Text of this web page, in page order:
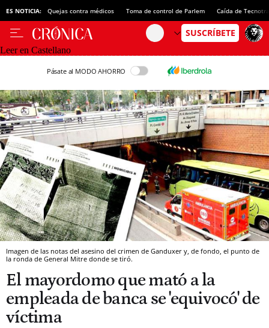
ES NOTICIA: Quejas contra médicos Toma de control de Parlem Caída de
Leer en Castellano
Pásate al MODO AHORRO
Imagen de las notas del asesino del crimen de Ganduxer y, de fondo, el punto de
la ronda de General Mitre donde se tiró.
El mayordomo que mató a la
empleada de banca se 'equivocó' de
víctima